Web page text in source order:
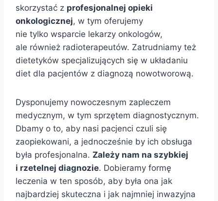
skorzystać z profesjonalnej opieki
onkologicznej, w tym oferujemy
nie tylko wsparcie lekarzy onkologów,
ale również radioterapeutów. Zatrudniamy też
dietetyków specjalizujących się w układaniu
diet dla pacjentów z diagnozą nowotworową.
Dysponujemy nowoczesnym zapleczem
medycznym, w tym sprzętem diagnostycznym.
Dbamy o to, aby nasi pacjenci czuli się
zaopiekowani, a jednocześnie by ich obsługa
była profesjonalna. Zależy nam na szybkiej
i rzetelnej diagnozie. Dobieramy formę
leczenia w ten sposób, aby była ona jak
najbardziej skuteczna i jak najmniej inwazyjna